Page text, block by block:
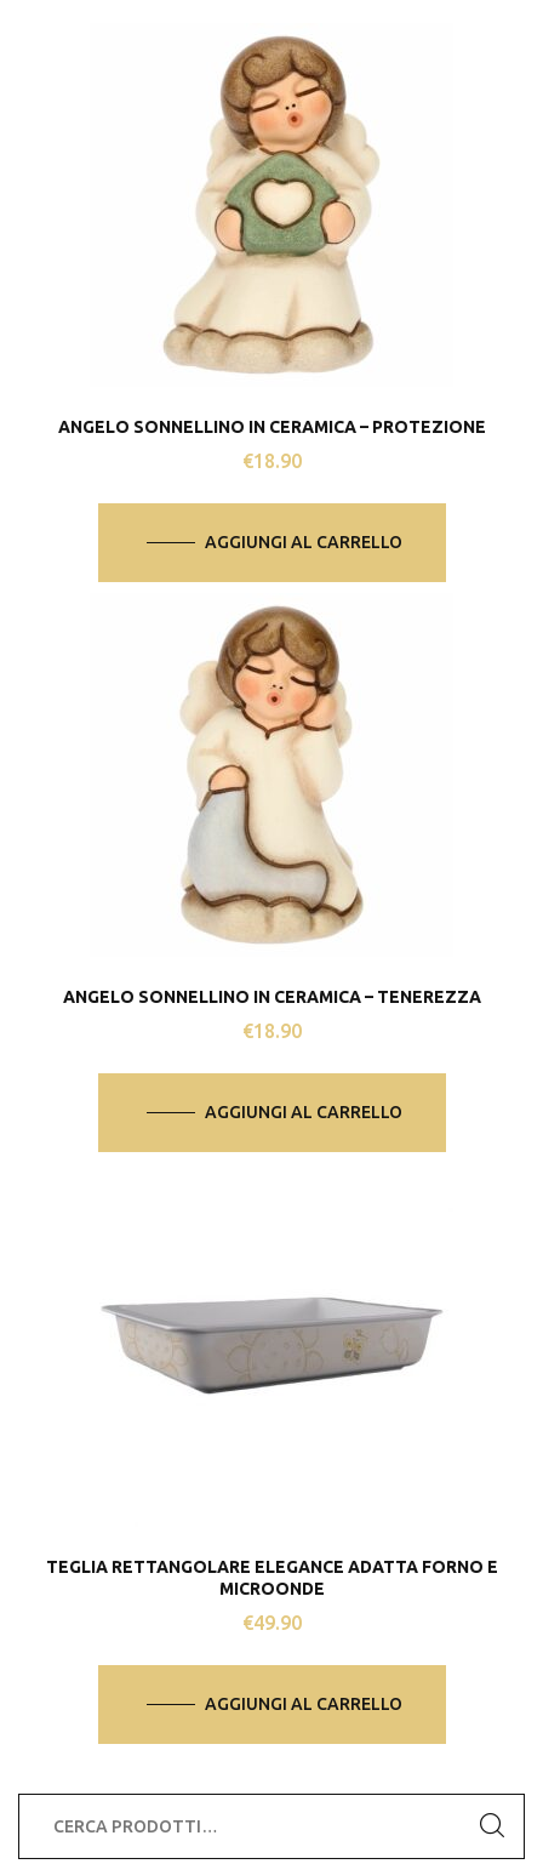
ANGELO SONNELLINO IN CERAMICA – PROTEZIONE
€18.90
AGGIUNGI AL CARRELLO
ANGELO SONNELLINO IN CERAMICA – TENEREZZA
€18.90
AGGIUNGI AL CARRELLO
TEGLIA RETTANGOLARE ELEGANCE ADATTA FORNO E
MICROONDE
€49.90
AGGIUNGI AL CARRELLO